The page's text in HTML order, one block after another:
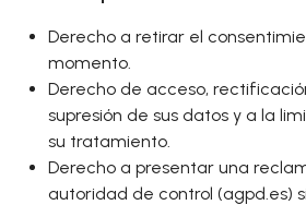
Derecho a retirar el
momento.
Derecho de acceso,
supresión de sus datos y a la
su tratamiento.
Derecho a presentar una
autoridad de control (agpd.es)